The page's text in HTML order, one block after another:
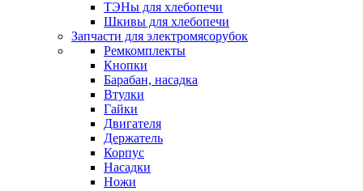
ТЭНы для хлебопечи
Шкивы для хлебопечи
Запчасти для электромясорубок
Ремкомплекты
Кнопки
Барабан, насадка
Втулки
Гайки
Двигателя
Держатель
Корпус
Насадки
Ножи